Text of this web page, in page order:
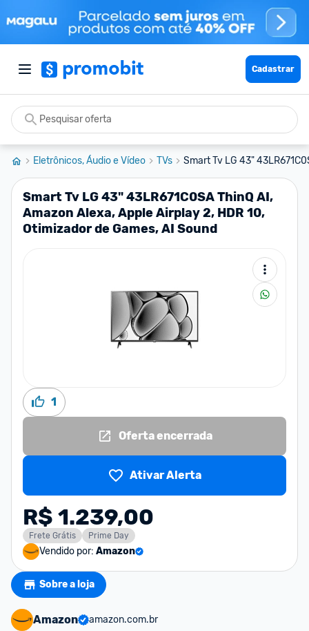
Cadastrar
Eletrônicos, Áudio e Vídeo TVs Smart Tv LG 43"
Smart Tv LG 43" 43LR671C0SA ThinQ AI,
Amazon Alexa, Apple Airplay 2, HDR 10,
Otimizador de Games, AI Sound
1
Oferta encerrada
Ativar Alerta
R$ 1.239,00
Frete Grátis Prime Day
Vendido por: Amazon
Sobre a loja
Amazon
amazon.com.br